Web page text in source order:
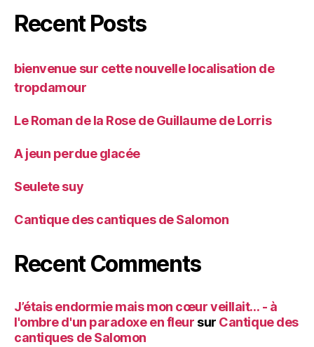
Recent Posts
bienvenue sur cette nouvelle localisation de
tropdamour
Le Roman de la Rose de Guillaume de Lorris
A jeun perdue glacée
Seulete suy
Cantique des cantiques de Salomon
Recent Comments
J’étais endormie mais mon cœur veillait… - à
l'ombre d'un paradoxe en fleur sur Cantique des
cantiques de Salomon